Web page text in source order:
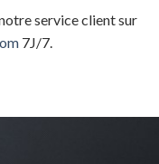
service client sur
7J/7.